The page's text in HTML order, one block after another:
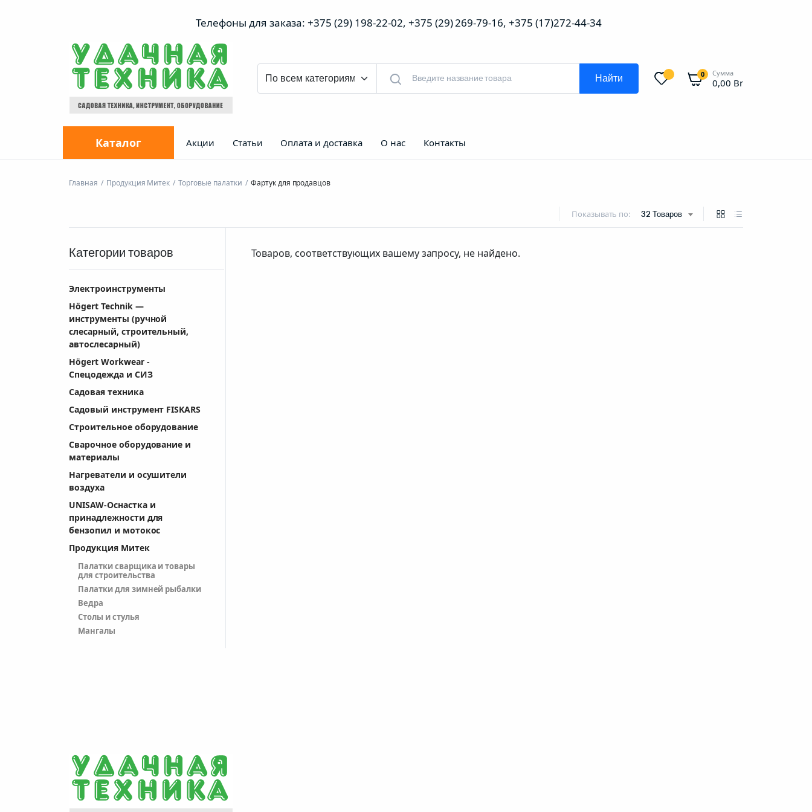
Телефоны для заказа: +375 (29) 198-22-02, +375 (29) 269-79-16, +375 (17)272-44-34
Найти 0 Сумма
0,00 Br
Каталог Акции Статьи Оплата и доставка О нас Контакты
Главная Продукция Митек Торговые палатки Фартук для продавцов
Показывать по: 32 Товаров
Товаров, соответствующих вашему запросу, не найдено.
Категории товаров
Электроинструменты
Högert Technik —
инструменты (ручной
слесарный, строительный,
автослесарный)
Högert Workwear -
Спецодежда и СИЗ
Садовая техника
Садовый инструмент FISKARS
Строительное оборудование
Сварочное оборудование и
материалы
Нагреватели и осушители
воздуха
UNISAW-Оснастка и
принадлежности для
бензопил и мотокос
Продукция Митек
Палатки сварщика и товары
для строительства
Палатки для зимней рыбалки
Ведра
Столы и стулья
Мангалы